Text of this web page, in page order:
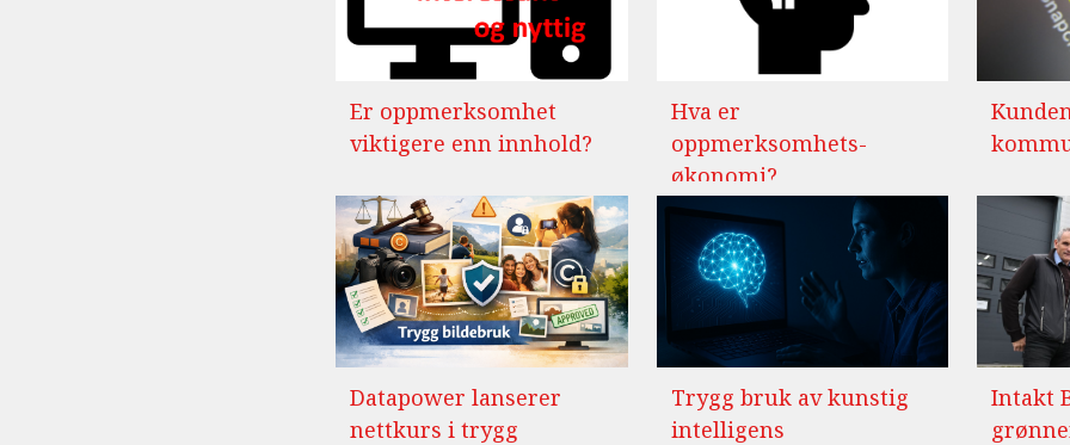
Er oppmerksomhet
viktigere enn innhold?
Hva er
oppmerksomhets-
økonomi?
Datapower lanserer
nettkurs i trygg
Trygg bruk av kunstig
intelligens
Intakt